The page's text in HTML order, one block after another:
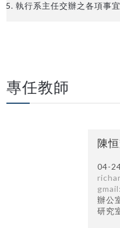
執行系主任交辦之各項事宜
專任教師
陳
04-
辦公
研究